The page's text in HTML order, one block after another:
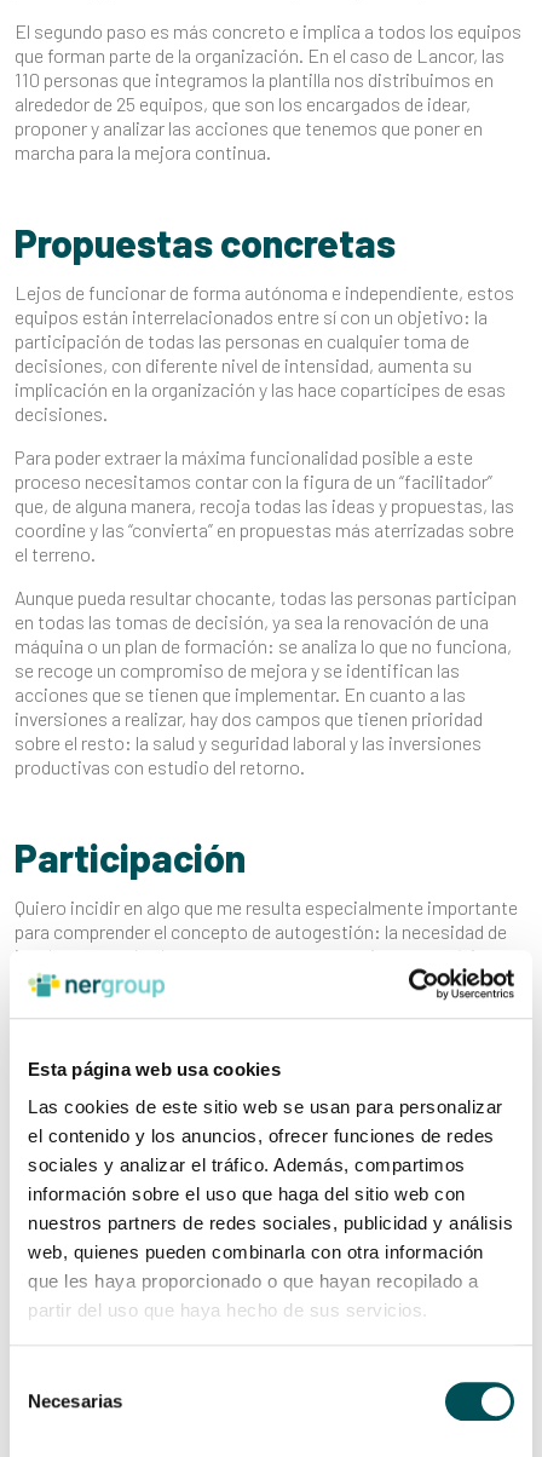
Esta página web usa cookies
Las cookies de este sitio web se usan para personalizar
el contenido y los anuncios, ofrecer funciones de redes
sociales y analizar el tráfico. Además, compartimos
información sobre el uso que haga del sitio web con
nuestros partners de redes sociales, publicidad y análisis
web, quienes pueden combinarla con otra información
que les haya proporcionado o que hayan recopilado a
partir del uso que haya hecho de sus servicios.
Necesarias
El segundo paso es más concreto e implica a todos los equipos
que forman parte de la organización. En el caso de Lancor, las
110 personas que integramos la plantilla nos distribuimos en
alrededor de 25 equipos, que son los encargados de idear,
proponer y analizar las acciones que tenemos que poner en
marcha para la mejora continua.
Propuestas concretas
Lejos de funcionar de forma autónoma e independiente, estos
equipos están interrelacionados entre sí con un objetivo: la
participación de todas las personas en cualquier toma de
decisiones, con diferente nivel de intensidad, aumenta su
implicación en la organización y las hace copartícipes de esas
decisiones.
Para poder extraer la máxima funcionalidad posible a este
proceso necesitamos contar con la figura de un “facilitador”
que, de alguna manera, recoja todas las ideas y propuestas, las
coordine y las “convierta” en propuestas más aterrizadas sobre
el terreno.
Aunque pueda resultar chocante, todas las personas participan
en todas las tomas de decisión, ya sea la renovación de una
máquina o un plan de formación: se analiza lo que no funciona,
se recoge un compromiso de mejora y se identifican las
acciones que se tienen que implementar. En cuanto a las
inversiones a realizar, hay dos campos que tienen prioridad
sobre el resto: la salud y seguridad laboral y las inversiones
productivas con estudio del retorno.
Participación
Quiero incidir en algo que me resulta especialmente importante
para comprender el concepto de autogestión: la necesidad de
involucrar a todas las personas para que se sientan partícipes.
Es fundamental cuidar este proceso y conseguir la participación
de todos los miembros de la organización porque es la que
Nuestro PIO no solo marca objetivos anuales: se trata de algo
dinámico que cuenta con una serie de objetivos mínimos
cuantificables que son los que nos permiten comprobar nuestra
hoja de ruta de forma semanal y mensual.
La gran virtualidad de este Plan de Retos o Plan de Ideas y
Objetivos es que “aterriza” toda la teoría de la autogestión.
Aporta equilibrio a ese aparente caos que supone funcionar sin
estructura, de forma que, al carecer de jerarquías impuestas,
nuestra referencia son los objetivos que se recogen en el Plan. Y
el seguimiento que hacemos de los compromisos que
Desafío